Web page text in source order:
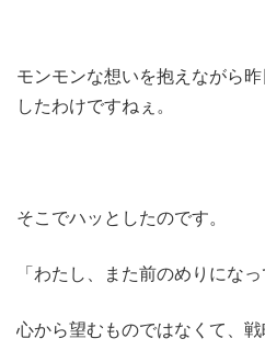
モンモンな想いを抱えながら
したわけですねぇ。
そこでハッとしたのです。
「わたし、また前のめりになっ
心から望むものではなくて、